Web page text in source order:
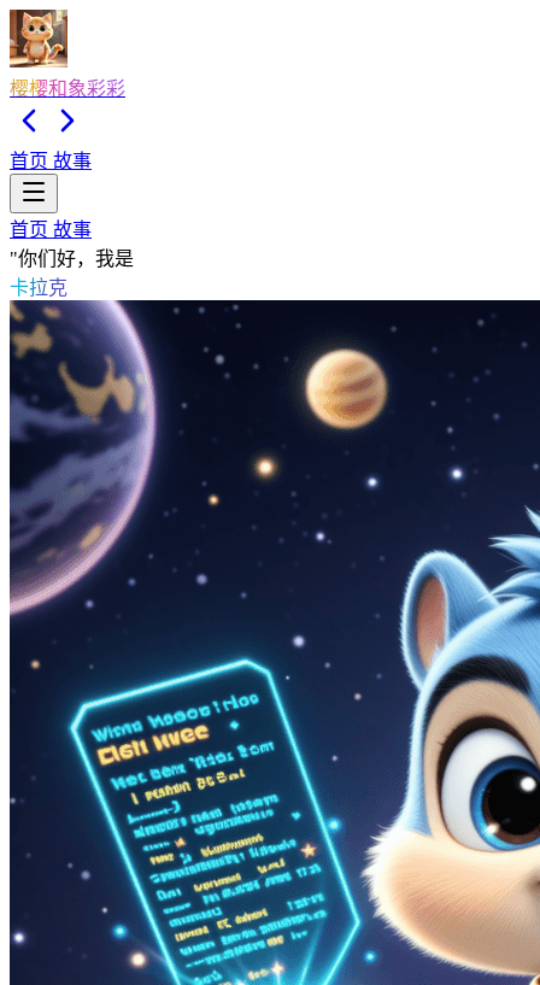
樱樱和象彩彩
首页 故事
首页 故事
"你们好，我是
卡拉克